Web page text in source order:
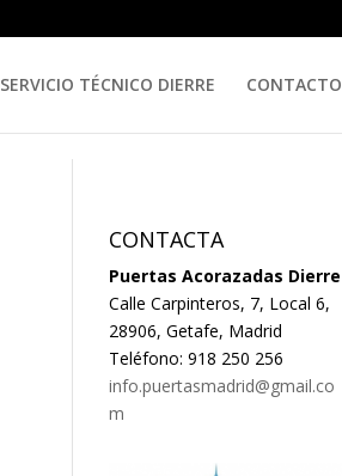
SERVICIO TÉCNICO DIERRE CONTACTO
CONTACTA
Puertas Acorazadas Dierre
Calle Carpinteros, 7, Local 6,
28906, Getafe, Madrid
Teléfono: 918 250 256
info.puertasmadrid@gmail.co
m